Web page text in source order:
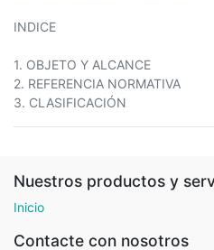
INDICE
1. OBJETO Y ALCANCE
2. REFERENCIA NORMATIVA
3. CLASIFICACIÓN
Nuestros productos y
Inicio
Contacte con nosotros